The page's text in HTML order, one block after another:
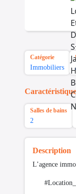
Catégorie
Immobiliers
Salles de bains
2
Description
L’agence